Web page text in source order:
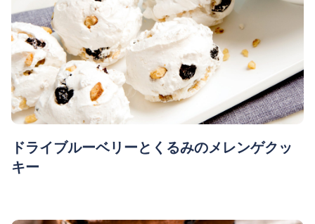
ドライブルーベリーとくるみのメレンゲクッ
キー